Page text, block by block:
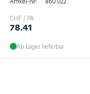
CHF / PA
78.41
Ab Lager lieferbar